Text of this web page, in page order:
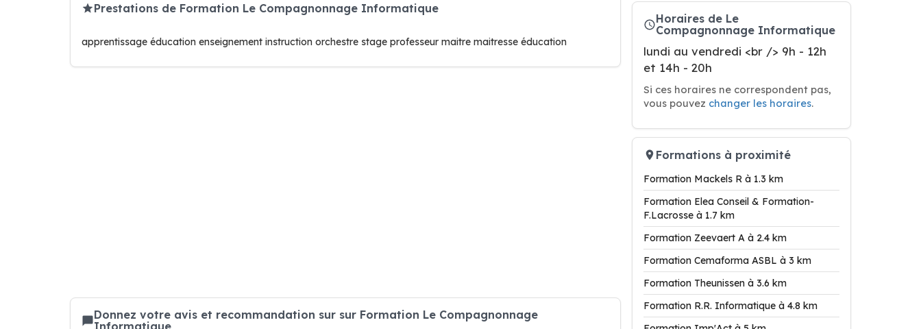
Prestations de Formation Le Compagnonnage Informatique
apprentissage éducation enseignement instruction orchestre stage professeur maitre maitresse éducation
Donnez votre avis et recommandation sur sur Formation Le Compagnonnage
Informatique
Horaires de Le
Compagnonnage Informatique
lundi au vendredi <br /> 9h - 12h
et 14h - 20h
Si ces horaires ne correspondent pas,
vous pouvez changer les horaires.
Formations à proximité
Formation Mackels R à 1.3 km
Formation Elea Conseil & Formation-
F.Lacrosse à 1.7 km
Formation Zeevaert A à 2.4 km
Formation Cemaforma ASBL à 3 km
Formation Theunissen à 3.6 km
Formation R.R. Informatique à 4.8 km